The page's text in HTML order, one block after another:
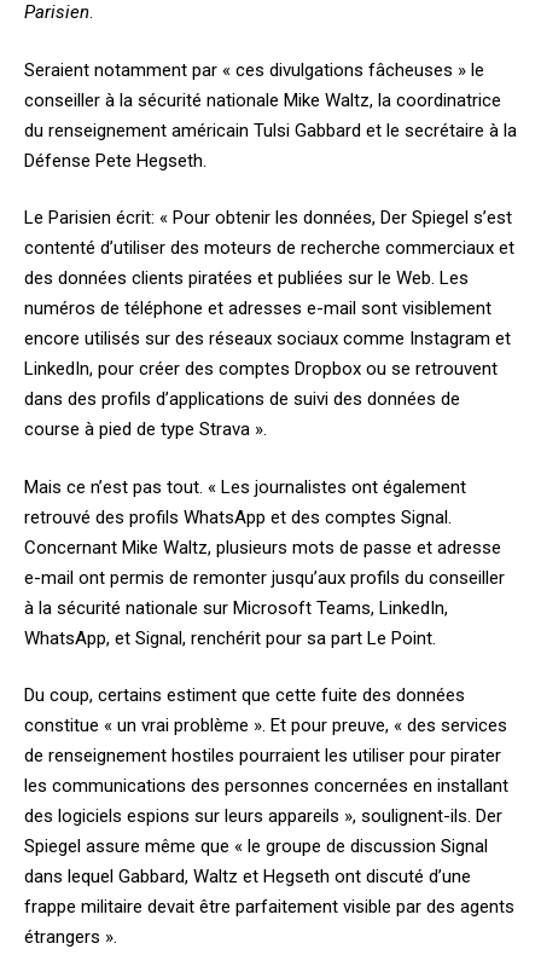
Parisien.
Seraient notamment par « ces divulgations fâcheuses » le
conseiller à la sécurité nationale Mike Waltz, la coordinatrice
du renseignement américain Tulsi Gabbard et le secrétaire à la
Défense Pete Hegseth.
Le Parisien écrit: « Pour obtenir les données, Der Spiegel s’est
contenté d’utiliser des moteurs de recherche commerciaux et
des données clients piratées et publiées sur le Web. Les
numéros de téléphone et adresses e-mail sont visiblement
encore utilisés sur des réseaux sociaux comme Instagram et
LinkedIn, pour créer des comptes Dropbox ou se retrouvent
dans des profils d’applications de suivi des données de
course à pied de type Strava ».
Mais ce n’est pas tout. « Les journalistes ont également
retrouvé des profils WhatsApp et des comptes Signal.
Concernant Mike Waltz, plusieurs mots de passe et adresse
e-mail ont permis de remonter jusqu’aux profils du conseiller
à la sécurité nationale sur Microsoft Teams, LinkedIn,
WhatsApp, et Signal, renchérit pour sa part Le Point.
Du coup, certains estiment que cette fuite des données
constitue « un vrai problème ». Et pour preuve, « des services
de renseignement hostiles pourraient les utiliser pour pirater
les communications des personnes concernées en installant
des logiciels espions sur leurs appareils », soulignent-ils. Der
Spiegel assure même que « le groupe de discussion Signal
dans lequel Gabbard, Waltz et Hegseth ont discuté d’une
frappe militaire devait être parfaitement visible par des agents
étrangers ».